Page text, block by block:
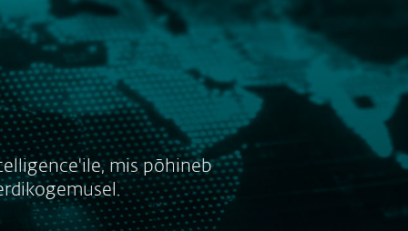
mis põhineb